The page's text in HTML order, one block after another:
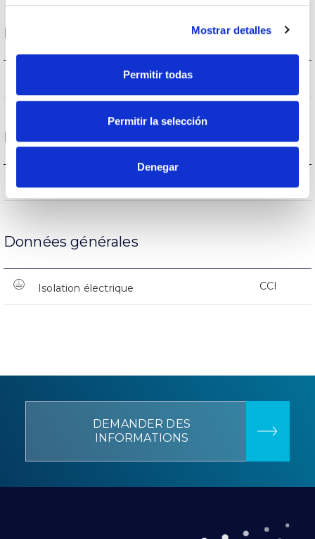
Mostrar detalles
Permitir todas
Permitir la selección
Denegar
État de fonctionnement
Température de service
Protections
Données générales
Isolation électrique CCI
DEMANDER DES
INFORMATIONS